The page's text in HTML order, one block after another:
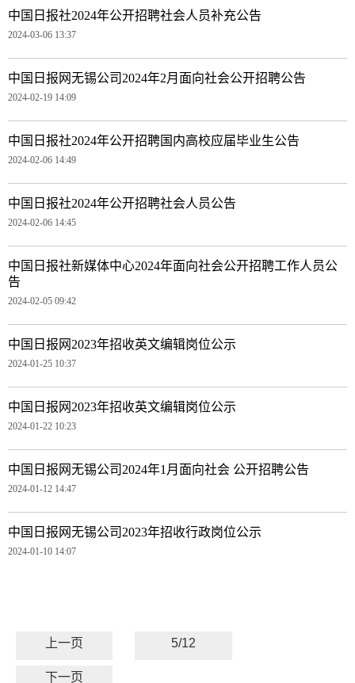
中国日报社2024年公开招聘社会人员补充公告
2024-03-06 13:37
中国日报网无锡公司2024年2月面向社会公开招聘公告
2024-02-19 14:09
中国日报社2024年公开招聘国内高校应届毕业生公告
2024-02-06 14:49
中国日报社2024年公开招聘社会人员公告
2024-02-06 14:45
中国日报社新媒体中心2024年面向社会公开招聘工作人员公
告
2024-02-05 09:42
中国日报网2023年招收英文编辑岗位公示
2024-01-25 10:37
中国日报网2023年招收英文编辑岗位公示
2024-01-22 10:23
中国日报网无锡公司2024年1月面向社会 公开招聘公告
2024-01-12 14:47
中国日报网无锡公司2023年招收行政岗位公示
2024-01-10 14:07
上一页 5/12
下一页